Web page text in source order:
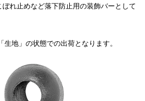
れ止めなど落下防止用の装飾バーとして
地」の状態での出荷となります。